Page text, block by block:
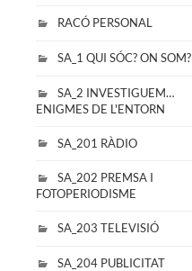
RACÓ PERSONAL
SA_1 QUI SÓC? ON SOM?
SA_2 INVESTIGUEM…
ENIGMES DE L'ENTORN
SA_201 RÀDIO
SA_202 PREMSA I
FOTOPERIODISME
SA_203 TELEVISIÓ
SA_204 PUBLICITAT